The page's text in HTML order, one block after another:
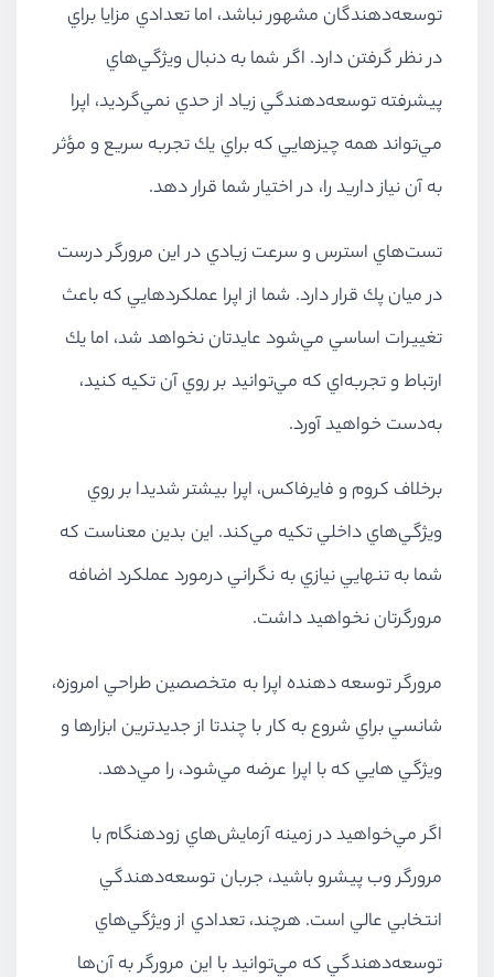
توسعه‌دهندگان مشهور نباشد، اما تعدادي مزايا براي
در نظر گرفتن دارد. اگر شما به دنبال ويژگي‌هاي
پيشرفته توسعه‌دهندگي زياد از حدي نمي‌گرديد، اپرا
مي‌تواند همه چيزهايي كه براي يك تجربه سريع و مؤثر
به آن نياز داريد را، در اختيار شما قرار دهد.
تست‌هاي استرس و سرعت زيادي در اين مرورگر درست
در ميان پك قرار دارد. شما از اپرا عملكردهايي كه باعث
تغييرات اساسي مي‌شود عايدتان نخواهد شد، اما يك
ارتباط و تجربه‌اي كه مي‌توانيد بر روي آن تكيه كنيد،
به‌دست خواهيد آورد.
برخلاف كروم و فايرفاكس، اپرا بيشتر شديدا بر روي
ويژگي‌هاي داخلي تكيه مي‌كند. اين بدين معناست كه
شما به تنهايي نيازي به نگراني درمورد عملكرد اضافه
مرورگرتان نخواهيد داشت.
مرورگر توسعه دهنده اپرا به متخصصين طراحي امروزه،
شانسي براي شروع به كار با چندتا از جديدترين ابزارها و
ويژگي هايي كه با اپرا عرضه مي‌شود، را مي‌دهد.
اگر مي‌خواهيد در زمينه آزمايش‌هاي زودهنگام با
مرورگر وب پيشرو باشيد، جربان توسعه‌دهندگي
انتخابي عالي است. هرچند، تعدادي از ويژگي‌هاي
توسعه‌دهندگي كه مي‌توانيد با اين مرورگر به آن‌ها